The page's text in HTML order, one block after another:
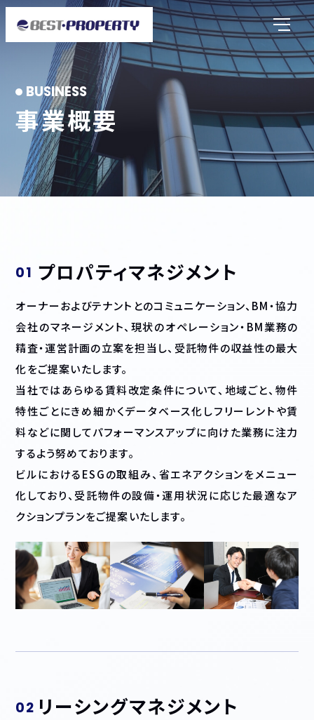
事業概要
プロパティマネジメント
オーナーおよびテナントとのコミュニケーション、BM・協力
会社のマネージメント、現状のオペレーション・BM業務の
精査・運営計画の立案を担当し、受託物件の収益性の最大
化をご提案いたします。
当社ではあらゆる賃料改定条件について、地域ごと、物件
特性ごとにきめ細かくデータベース化しフリーレントや賃
料などに関してパフォーマンスアップに向けた業務に注力
するよう努めております。
ビルにおけるESGの取組み、省エネアクションをメニュー
化しており、受託物件の設備・運用状況に応じた最適なア
クションプランをご提案いたします。
リーシングマネジメント